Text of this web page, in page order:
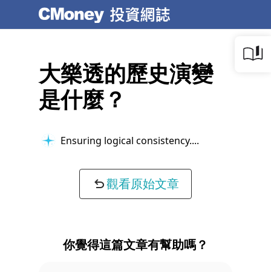
大樂透的歷史演變
是什麼？
Ensuring logical consistency...
觀看原始文章
你覺得這篇文章有幫助嗎？